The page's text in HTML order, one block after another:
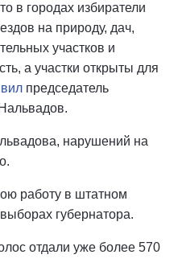
в городах избиратели
на природу, дач,
участков и
а участки открыты для
председатель
нарушений на
работу в штатном
губернатора.
отдали уже более 570